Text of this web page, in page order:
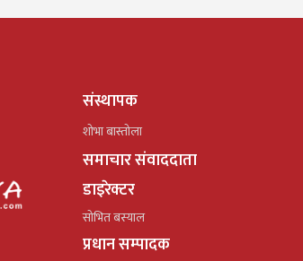
संस्थापक
शोभा बास्तोला
समाचार संवाददाता
डाइरेक्टर
सोभित बस्याल
प्रधान सम्पादक